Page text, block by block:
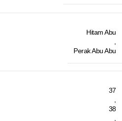
Hitam Abu
Perak Abu Abu
37
38